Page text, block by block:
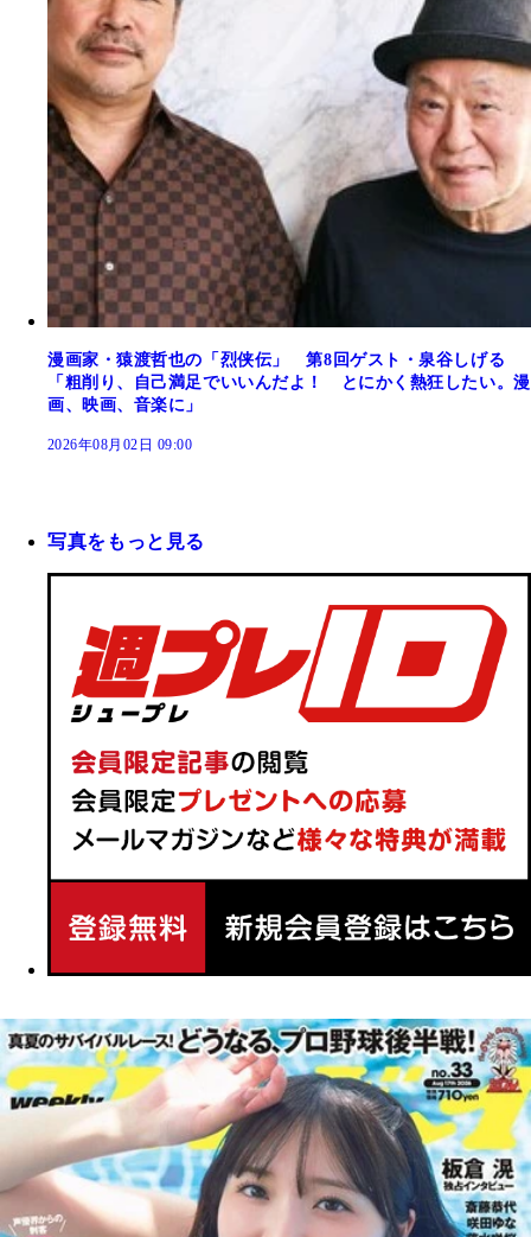
漫画家・猿渡哲也の「烈侠伝」 第8回ゲスト・泉谷しげる
「粗削り、自己満足でいいんだよ！ とにかく熱狂したい。漫
画、映画、音楽に」
2026年08月02日 09:00
写真をもっと見る